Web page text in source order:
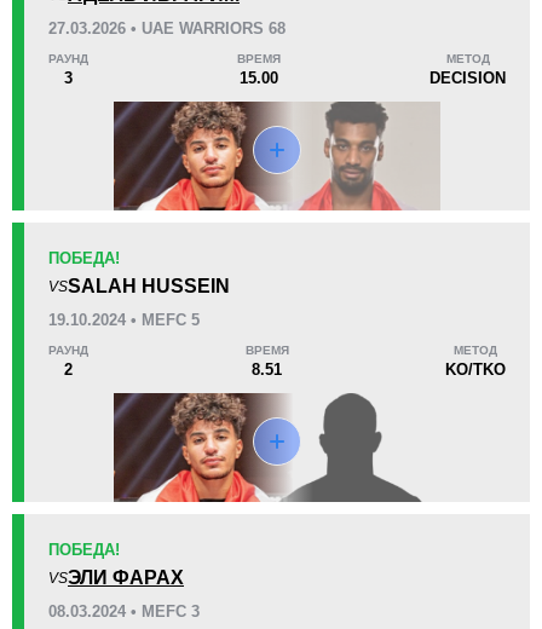
1(100%)
10:38
Среднее время боя
22
Финиши в первом раунде
Статистика боев по организациям
AUFC
MEFC
UAEW
27.03.2026 • UAE WARRIORS 68
РАУНД
3
ВРЕМЯ
15.00
МЕТОД
DECISION
ПОБЕДА!
VSSALAH HUSSEIN
19.10.2024 • MEFC 5
РАУНД
2
ВРЕМЯ
8.51
МЕТОД
KO/TKO
ПОБЕДА!
VSЭЛИ ФАРАХ
08.03.2024 • MEFC 3